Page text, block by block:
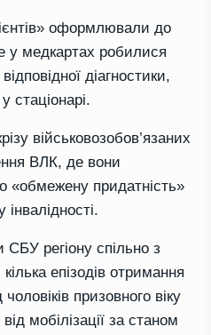
оформлювали до
у медкартах робилися
діагностики,
стаціонарі.
військовозобов’язаних
ВЛК, де вони
«обмежену придатність»
СБУ регіону спільно з
епізодів отримання
призовного віку
мобілізації за станом